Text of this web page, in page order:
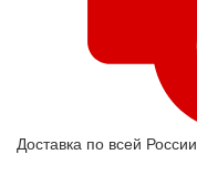
Доставка по всей России